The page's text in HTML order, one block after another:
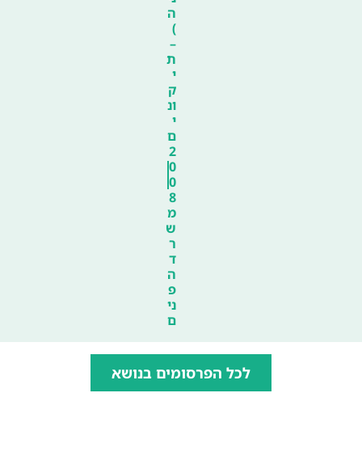
ה
)
–
ת
י
ק
ונ
י
ם
2
0
0
8
מ
ש
ר
ד
ה
פ
ני
ם
לכל הפרסומים בנושא